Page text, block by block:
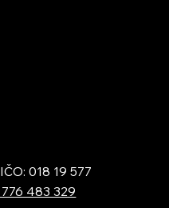
018 19 577
483 329